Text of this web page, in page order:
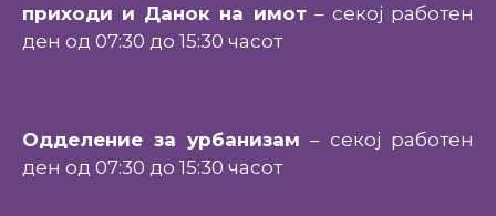
приходи и Данок на имот– секој работен
ден од 07:30 до 15:30 часот
Одделение за урбанизам – секој работен
ден од 07:30 до 15:30 часот